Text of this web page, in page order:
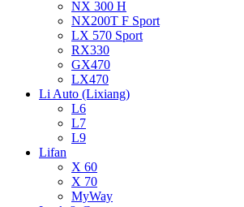
NX 300 H
NX200T F Sport
LX 570 Sport
RX330
GX470
LX470
Li Auto (Lixiang)
L6
L7
L9
Lifan
X 60
X 70
MyWay